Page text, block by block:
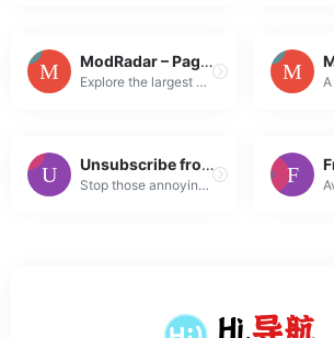
ModRadar – Page For Download MOD APK Game & App Hot 2026
Explore the largest MOD APK Game & App collection for Android. Search and download thousands of MOD APK games and apps, completely free and unlimited.
Unsubscribe from emails, instantly.
Stop those annoying emails from cluttering your inbox. Regain control of your email with one simple click.